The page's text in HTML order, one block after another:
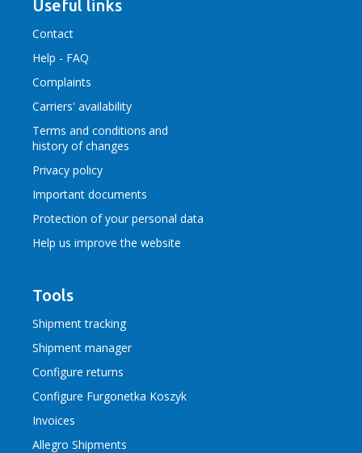
Useful links
Contact
Help - FAQ
Complaints
Carriers' availability
Terms and conditions and
history of changes
Privacy policy
Important documents
Protection of your personal data
Help us improve the website
Tools
Shipment tracking
Shipment manager
Configure returns
Configure Furgonetka Koszyk
Invoices
Allegro Shipments